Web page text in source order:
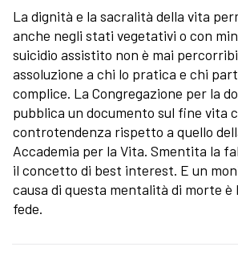
La dignità e la sacralità della vita
anche negli stati vegetativi o con
suicidio assistito non è mai
assoluzione a chi lo pratica e chi
complice. La Congregazione per la
pubblica un documento sul fine vita
controtendenza rispetto a quello
Accademia per la Vita. Smentita la
il concetto di best interest. E un
causa di questa mentalità di morte è
fede.